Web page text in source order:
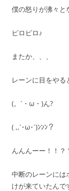
僕の怒りが沸々と
ピロピロ♪
またか、、、
レーンに目をやる
(。´・ω・)ん?
( ,,`･ω･´)ﾝﾝﾝ？
んんんーー！！？
中断のレーンには
けが来ていたんで